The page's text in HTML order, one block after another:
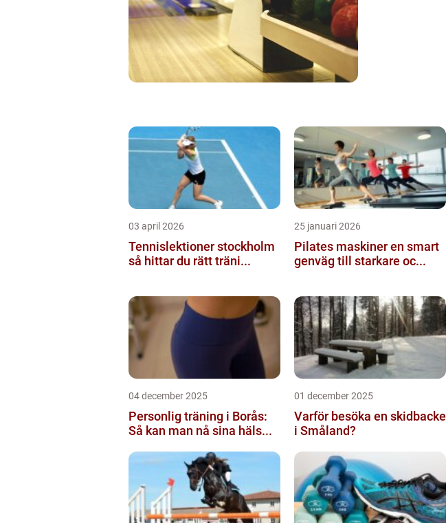
03 april 2026
Tennislektioner stockholm
så hittar du rätt träni...
25 januari 2026
Pilates maskiner en smart
genväg till starkare oc...
04 december 2025
Personlig träning i Borås:
Så kan man nå sina häls...
01 december 2025
Varför besöka en skidbacke
i Småland?